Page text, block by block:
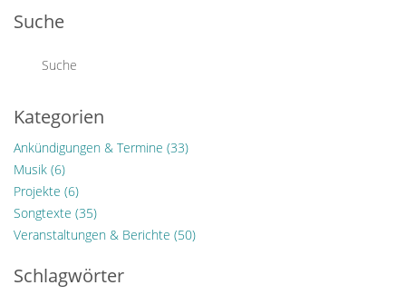
Suche
Kategorien
Ankündigungen & Termine (33)
Musik (6)
Projekte (6)
Songtexte (35)
Veranstaltungen & Berichte (50)
Schlagwörter